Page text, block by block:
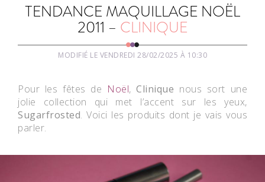
TENDANCE MAQUILLAGE NOËL
2011 – CLINIQUE
MODIFIÉ LE VENDREDI 28/02/2025 À 10:30
Pour les fêtes de Noël,Clinique nous sort une
jolie collection qui met l’accent sur les yeux,
Sugarfrosted. Voici les produits dont je vais vous
parler.